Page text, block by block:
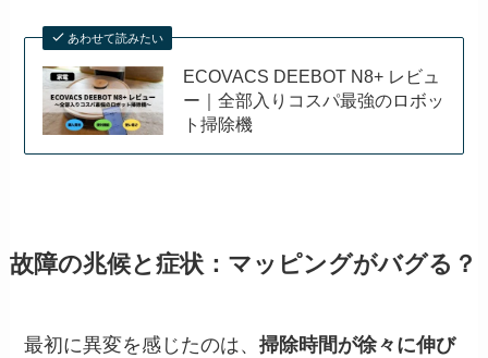
あわせて読みたい
ECOVACS DEEBOT N8+ レビュ
ー｜全部入りコスパ最強のロボッ
ト掃除機
故障の兆候と症状：マッピングがバグる？
最初に異変を感じたのは、掃除時間が徐々に伸び